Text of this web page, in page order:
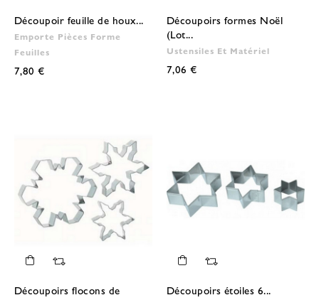
Découpoir feuille de houx...
Emporte Pièces Forme
Feuilles
7,80 €
Découpoirs formes Noël
(Lot...
Ustensiles Et Matériel
7,06 €
Découpoirs flocons de
Découpoirs étoiles 6...